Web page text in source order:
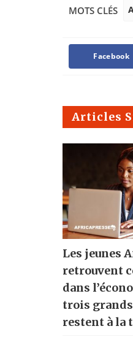
MOTS CLÉS
Facebook
Articles
Les jeunes
retrouvent
dans
trois
restent à la